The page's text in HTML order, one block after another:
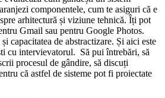
componentele, cum te asiguri că e
arhitectură și viziune tehnică. Îți pot
Gmail sau pentru Google Photos.
capacitatea de abstractizare. Și aici este
cu intervievatorul. Să pui întrebări, să
procesul de gândire, să discuți
că astfel de sisteme pot fi proiectate